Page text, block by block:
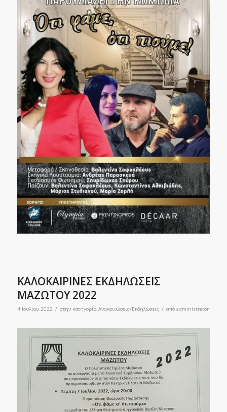
ΚΑΛΟΚΑΙΡΙΝΕΣ ΕΚΔΗΛΩΣΕΙΣ
ΜΑΖΩΤΟΥ 2022
4 Ιουλίου 2022 / στην κατηγορία Ανακοινώσεις/Εκδηλώσεις / από administrator